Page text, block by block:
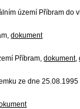
území Příbram do
dokument
Příbram,dokument,
ze dne